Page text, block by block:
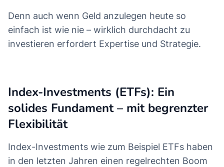
Denn auch wenn Geld anzulegen heute so
einfach ist wie nie – wirklich durchdacht zu
investieren erfordert Expertise und Strategie.
Index-Investments (ETFs): Ein
solides Fundament – mit begrenzter
Flexibilität
Index-Investments wie zum Beispiel ETFs haben
in den letzten Jahren einen regelrechten Boom